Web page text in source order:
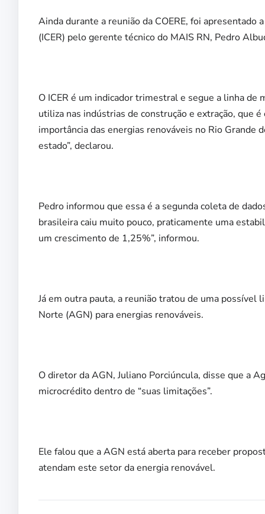
Ainda durante a reunião da COERE, foi apresentado
(ICER) pelo gerente técnico do MAIS RN, Pedro
O ICER é um indicador trimestral e segue a linha de
utiliza nas indústrias de construção e extração, que
importância das energias renováveis no Rio Grande
estado”, declarou.
Pedro informou que essa é a segunda coleta de
brasileira caiu muito pouco, praticamente uma
um crescimento de 1,25%”, informou.
Já em outra pauta, a reunião tratou de uma possível
Norte (AGN) para energias renováveis.
O diretor da AGN, Juliano Porciúncula, disse que a
microcrédito dentro de “suas limitações”.
Ele falou que a AGN está aberta para receber
atendam este setor da energia renovável.